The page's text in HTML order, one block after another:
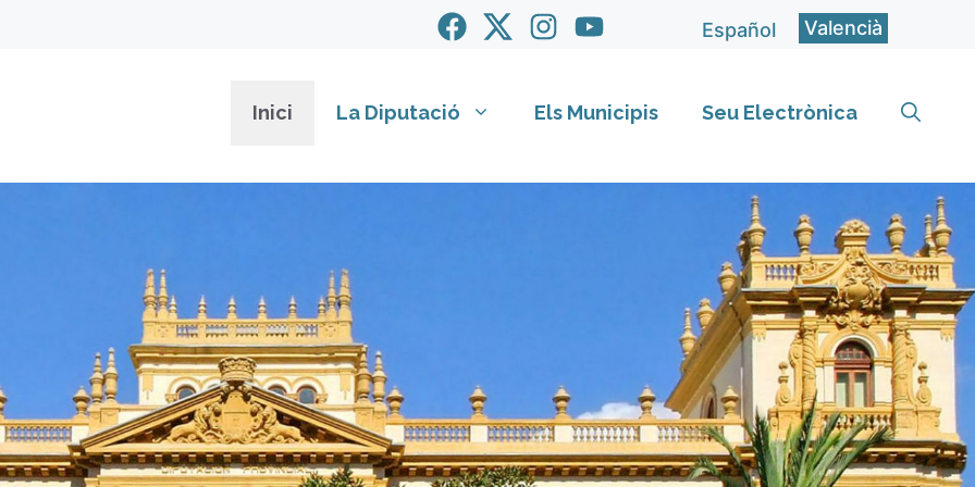
Español Valencià
Inici La Diputació Els Municipis Seu Electrònica